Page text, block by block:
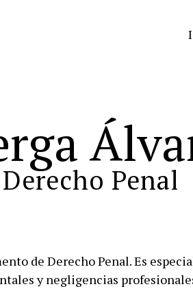
Penal
de Derecho Penal. Es
y negligencias